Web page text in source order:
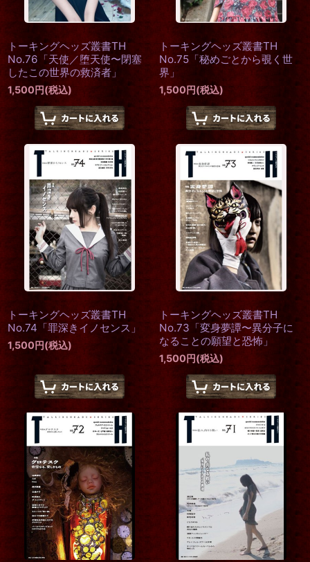
トーキングヘッズ叢書TH
No.76「天使／堕天使〜閉塞
したこの世界の救済者」
1,500円(税込)
トーキングヘッズ叢書TH
No.75「秘めごとから覗く世
界」
1,500円(税込)
トーキングヘッズ叢書TH
No.74「罪深きイノセンス」
1,500円(税込)
トーキングヘッズ叢書TH
No.73「変身夢譚〜異分子に
なることの願望と恐怖」
1,500円(税込)